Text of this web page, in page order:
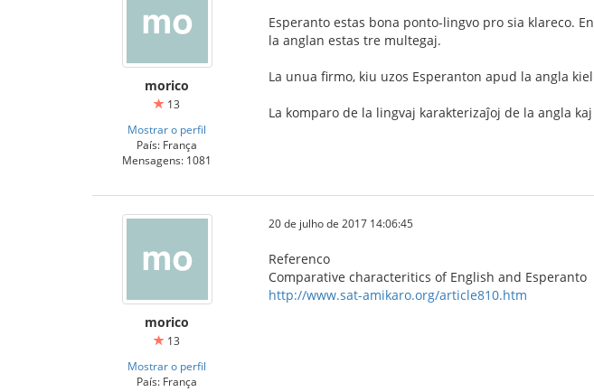
morico
13
Mostrar o perfil
País: França
Mensagens: 1081
Esperanto estas bona ponto-lingvo pro sia klareco.
la anglan estas tre multegaj.
La unua firmo, kiu uzos Esperanton apud la angla
La komparo de la lingvaj karakterizaĵoj de la angla
morico
13
Mostrar o perfil
País: França
20 de julho de 2017 14:06:45
Referenco
Comparative characteritics of English and Esperanto
http://www.sat-amikaro.org/article810.htm